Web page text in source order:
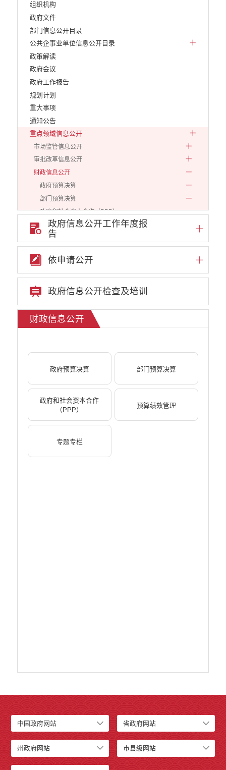
组织机构
政府文件
部门信息公开目录
公共企事业单位信息公开目录
政策解读
政府会议
政府工作报告
规划计划
重大事项
通知公告
重点领域信息公开
市场监管信息公开
审批改革信息公开
财政信息公开
政府预算决算
部门预算决算
政府和社会资本合作（PPP）
预算绩效管理
专题专栏
审计结果公告信息公开
住房保障信息公开
云南省公共资源交易中心
环境保护信息公开
价格和收费信息公开
减税降费信息公开
旅游市场秩序和服务质量信息公开
人力资源管理信息公开
公安机关重点领域信息公开
征地信息公开
安全生产信息公开
乡村振兴工作信息公开
自然资源信息公开
统计信息
公共文化服务
食品药品监管
产品质量
社会救助
涉农补贴
政府信息公开工作年度报
告
依申请公开
政府信息公开检查及培训
财政信息公开
政府预算决算 部门预算决算
政府和社会资本合作
（PPP）
预算绩效管理
专题专栏
中国政府网站 省政府网站
州政府网站 市县级网站